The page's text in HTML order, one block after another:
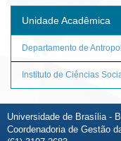
Unidade Acadêmica
Departamento de
Instituto de Ciências
Universidade de Brasília -
Coordenadoria de Gestão